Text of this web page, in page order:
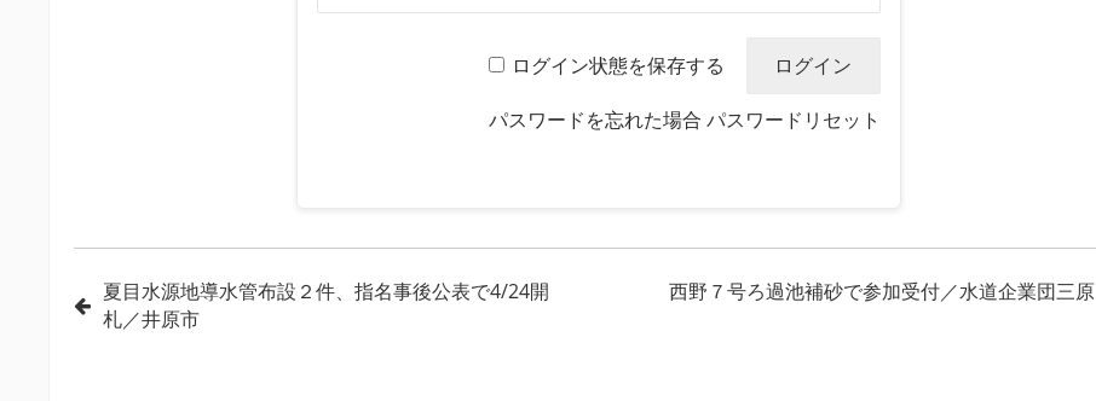
ログイン状態を保存する
パスワードを忘れた場合パスワードリセット
投 夏目水源地導水管布設２件、指名事後公表で4/24開
札／井原市
西野７号ろ過池補砂で参加受付／水道企業団三原